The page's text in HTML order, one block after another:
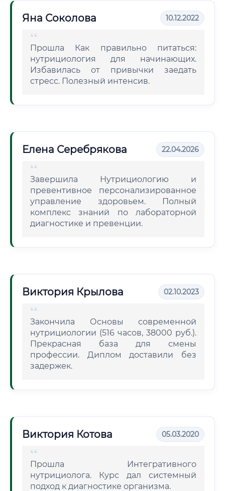
Яна Соколова 10.12.2022
Прошла Как правильно питаться:
нутрициология для начинающих.
Избавилась от привычки заедать
стресс. Полезный интенсив.
Елена Серебрякова 22.04.2026
Завершила Нутрициологию и
превентивное персонализированное
управление здоровьем. Полный
комплекс знаний по лабораторной
диагностике и превенции.
Виктория Крылова 02.10.2023
Закончила Основы современной
нутрициологии (516 часов, 38000 руб.).
Прекрасная база для смены
профессии. Диплом доставили без
задержек.
Виктория Котова 05.03.2020
Прошла Интегративного
нутрициолога. Курс дал системный
подход к диагностике организма.